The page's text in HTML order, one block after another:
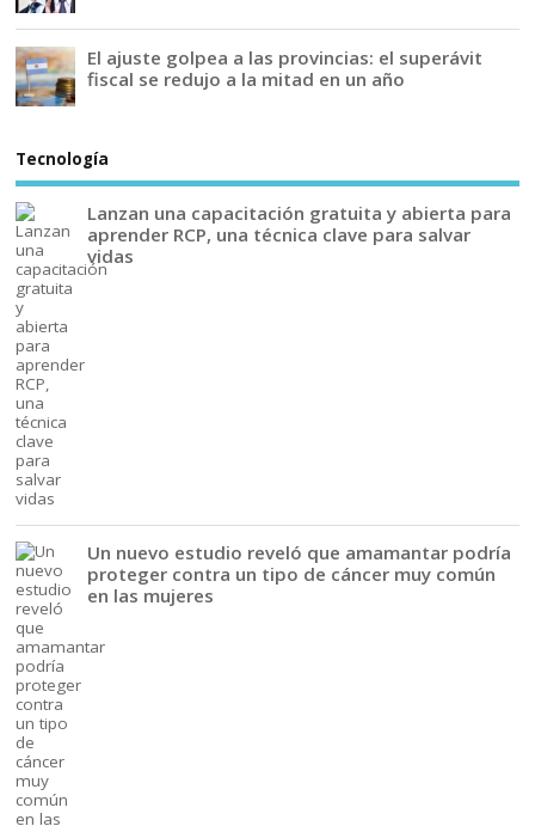
El ajuste golpea a las provincias: el superávit
fiscal se redujo a la mitad en un año
Tecnología
Lanzan una capacitación gratuita y abierta para
aprender RCP, una técnica clave para salvar
vidas
Un nuevo estudio reveló que amamantar podría
proteger contra un tipo de cáncer muy común
en las mujeres